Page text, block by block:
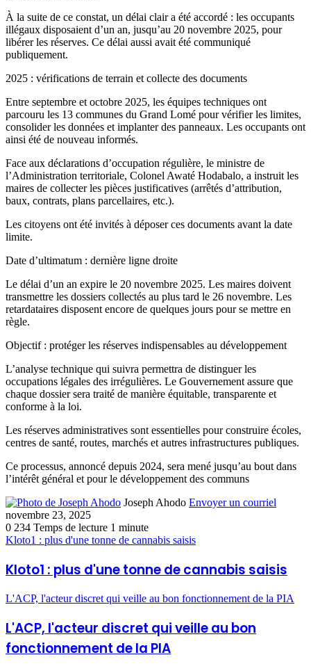
À la suite de ce constat, un délai clair a été accordé : les occupants
illégaux disposaient d’un an, jusqu’au 20 novembre 2025, pour
libérer les réserves. Ce délai aussi avait été communiqué
publiquement.
2025 : vérifications de terrain et collecte des documents
Entre septembre et octobre 2025, les équipes techniques ont
parcouru les 13 communes du Grand Lomé pour vérifier les limites,
consolider les données et implanter des panneaux. Les occupants ont
ainsi été de nouveau informés.
Face aux déclarations d’occupation régulière, le ministre de
l’Administration territoriale, Colonel Awaté Hodabalo, a instruit les
maires de collecter les pièces justificatives (arrêtés d’attribution,
baux, contrats, plans parcellaires, etc.).
Les citoyens ont été invités à déposer ces documents avant la date
limite.
Date d’ultimatum : dernière ligne droite
Le délai d’un an expire le 20 novembre 2025. Les maires doivent
transmettre les dossiers collectés au plus tard le 26 novembre. Les
retardataires disposent encore de quelques jours pour se mettre en
règle.
Objectif : protéger les réserves indispensables au développement
L’analyse technique qui suivra permettra de distinguer les
occupations légales des irrégulières. Le Gouvernement assure que
chaque dossier sera traité de manière équitable, transparente et
conforme à la loi.
Les réserves administratives sont essentielles pour construire écoles,
centres de santé, routes, marchés et autres infrastructures publiques.
Ce processus, annoncé depuis 2024, sera mené jusqu’au bout dans
l’intérêt général et pour le développement des communs
Joseph Ahodo Envoyer un courriel
novembre 23, 2025
0 234 Temps de lecture 1 minute
Kloto1 : plus d'une tonne de cannabis saisis
Kloto1 : plus d'une tonne de cannabis saisis
L'ACP, l'acteur discret qui veille au bon fonctionnement de la PIA
L'ACP, l'acteur discret qui veille au bon
fonctionnement de la PIA